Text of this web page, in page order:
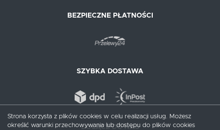
BEZPIECZNE PŁATNOŚCI
SZYBKA DOSTAWA
DOŁĄCZ DO NAS
Strona korzysta z plików cookies w celu realizacji usług. Możesz
określić warunki przechowywania lub dostępu do plików cookies